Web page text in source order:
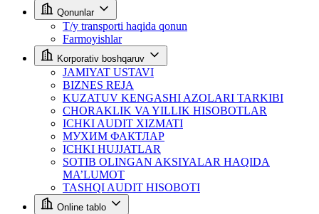
Qonunlar
T/y transporti haqida qonun
Farmoyishlar
Korporativ boshqaruv
JAMIYAT USTAVI
BIZNES REJA
KUZATUV KENGASHI AZOLARI TARKIBI
CHORAKLIK VA YILLIK HISOBOTLAR
ICHKI AUDIT XIZMATI
МУХИМ ФАКТЛАР
ICHKI HUJJATLAR
SOTIB OLINGAN AKSIYALAR HAQIDA
MA’LUMOT
TASHQI AUDIT HISOBOTI
Online tablo